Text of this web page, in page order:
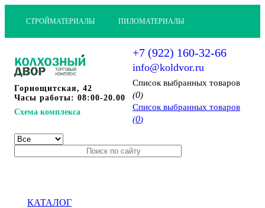
СТРОЙМАТЕРИАЛЫ ПИЛОМАТЕРИАЛЫ
Горнощитская, 42
Часы работы: 08:00-20.00
Схема комплекса
+7 (922) 160-32-66
info@koldvor.ru
Cписок выбранных товаров
(0)
Cписок выбранных товаров
(0)
КАТАЛОГ